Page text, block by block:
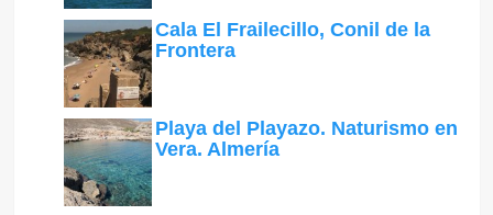
Cala El Frailecillo, Conil de la
Frontera
Playa del Playazo. Naturismo en
Vera. Almería